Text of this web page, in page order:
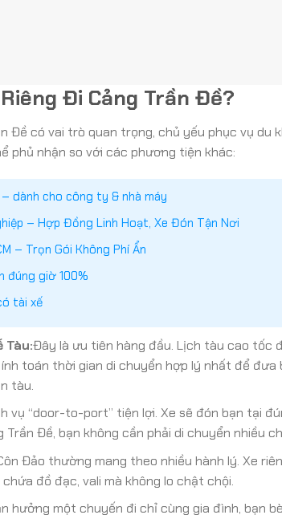
Đi Cảng Trần Đề?
Đề có vai trò quan trọng, chủ yếu phục vụ du
phủ nhận so với các phương tiện khác:
dành cho công ty & nhà máy
– Hợp Đồng Linh Hoạt, Xe Đón Tận Nơi
– Trọn Gói Không Phí Ẩn
đúng giờ 100%
tài xế
Tàu:Đây là ưu tiên hàng đầu. Lịch tàu cao tốc
toán thời gian di chuyển hợp lý nhất để
tàu.
vụ “door-to-port” tiện lợi. Xe sẽ đón bạn tại
Đề, bạn không cần phải di chuyển nhiều
Đảo thường mang theo nhiều hành lý. Xe
đồ đạc, vali mà không lo chật chội.
hưởng một chuyến đi chỉ cùng gia đình, bạn